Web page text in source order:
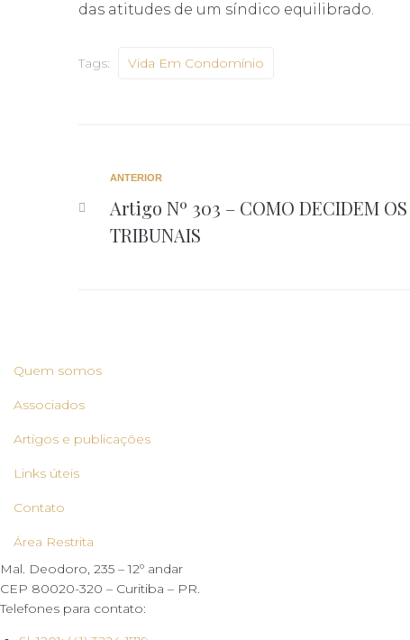
das atitudes de um síndico equilibrado.
Tags: Vida Em Condomínio
Navegação
de
Anterior
ANTERIOR
Artigo Nº 303 – COMO DECIDEM OS
TRIBUNAIS
Quem somos
Associados
Artigos e publicações
Links úteis
Contato
Área Restrita
Mal. Deodoro, 235 – 12º andar
CEP 80020-320 – Curitiba – PR.
Telefones para contato: